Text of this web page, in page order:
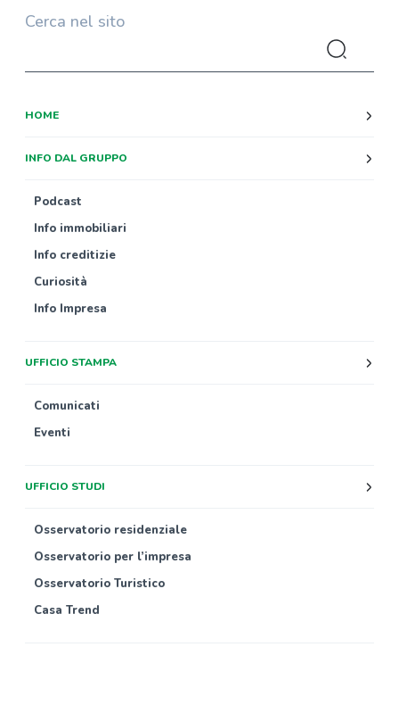
Cerca nel sito
HOME
INFO DAL GRUPPO
Podcast
Info immobiliari
Info creditizie
Curiosità
Info Impresa
UFFICIO STAMPA
Comunicati
Eventi
UFFICIO STUDI
Osservatorio residenziale
Osservatorio per l’impresa
Osservatorio Turistico
Casa Trend